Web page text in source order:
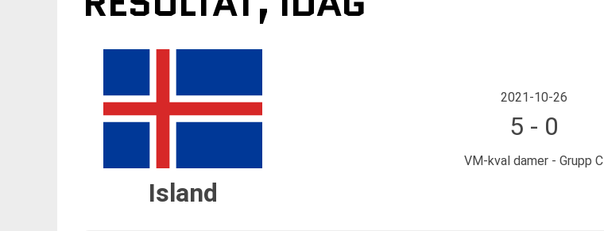
Island
2021-10-26
5 - 0
VM-kval damer - Grupp C